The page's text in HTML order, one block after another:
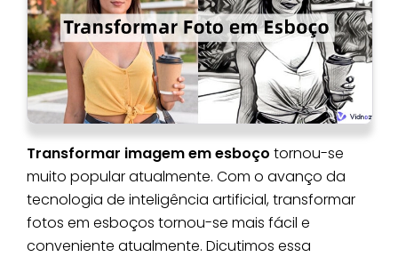
Transformar imagem em esboço tornou-se
muito popular atualmente. Com o avanço da
tecnologia de inteligência artificial, transformar
fotos em esboços tornou-se mais fácil e
conveniente atualmente. Dicutimos essa